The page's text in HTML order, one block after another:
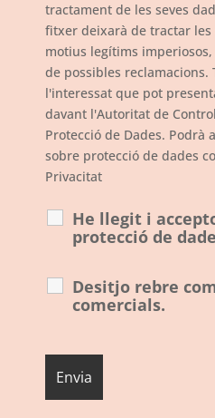
tractament de les seves
fitxer deixarà de tractar les
motius legítims
de possibles reclamacions.
l'interessat que pot
davant l'Autoritat de
Protecció de Dades. Podrà
sobre protecció de dades
Privacitat
He llegit i
protecció de
Desitjo rebre
comercials.